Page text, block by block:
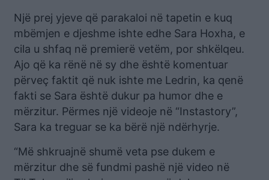
Një prej yjeve që parakaloi në tapetin e kuq
mbëmjen e djeshme ishte edhe Sara Hoxha, e
cila u shfaq në premierë vetëm, por shkëlqeu.
Ajo që ka rënë në sy dhe është komentuar
përveç faktit që nuk ishte me Ledrin, ka qenë
fakti se Sara është dukur pa humor dhe e
mërzitur. Përmes një videoje në “Instastory”,
Sara ka treguar se ka bërë një ndërhyrje.
“Më shkruajnë shumë veta pse dukem e
mërzitur dhe së fundmi pashë një video në